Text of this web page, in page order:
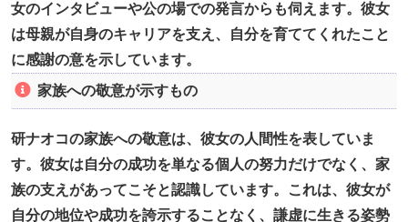
女のインタビューや公の場での発言からも伺えます。彼女
は母親が自身のキャリアを支え、自分を育ててくれたこと
に感謝の意を示しています。
家族への敬意が示すもの
研ナオコの家族への敬意は、彼女の人間性を表していま
す。彼女は自分の成功を単なる個人の努力だけでなく、家
族の支えがあってこそと認識しています。これは、彼女が
自分の地位や成功を誇示することなく、謙虚に生きる姿勢